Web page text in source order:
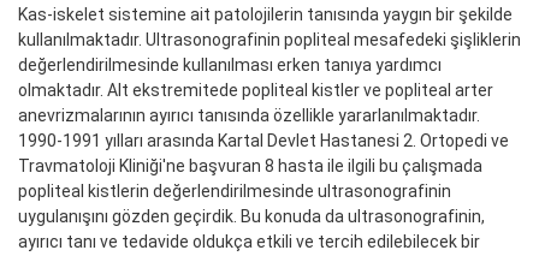
Kas-iskelet sistemine ait patolojilerin tanısında yaygın bir şekilde
kullanılmaktadır. Ultrasonografinin popliteal mesafedeki şişliklerin
değerlendirilmesinde kullanılması erken tanıya yardımcı
olmaktadır. Alt ekstremitede popliteal kistler ve popliteal arter
anevrizmalarının ayırıcı tanısında özellikle yararlanılmaktadır.
1990-1991 yılları arasında Kartal Devlet Hastanesi 2. Ortopedi ve
Travmatoloji Kliniği'ne başvuran 8 hasta ile ilgili bu çalışmada
popliteal kistlerin değerlendirilmesinde ultrasonografinin
uygulanışını gözden geçirdik. Bu konuda da ultrasonografinin,
ayırıcı tanı ve tedavide oldukça etkili ve tercih edilebilecek bir